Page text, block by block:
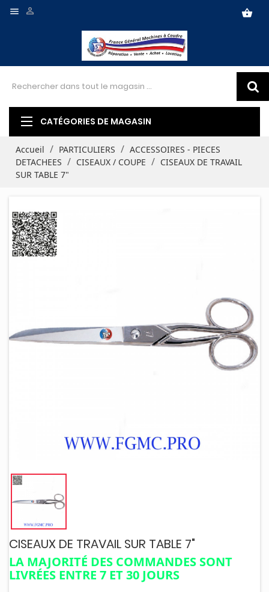
 shopping_basket

CATÉGORIES DE MAGASIN
Accueil PARTICULIERS
ACCESSOIRES - PIECES
DETACHEES
CISEAUX / COUPE
CISEAUX DE TRAVAIL
SUR TABLE 7"
CISEAUX DE TRAVAIL SUR TABLE 7"
LA MAJORITÉ DES COMMANDES SONT
LIVRÉES ENTRE 7 ET 30 JOURS